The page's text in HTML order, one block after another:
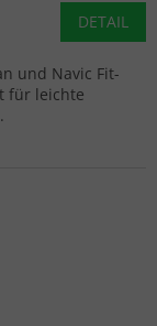
DETAIL
und Navic Fit-
für leichte